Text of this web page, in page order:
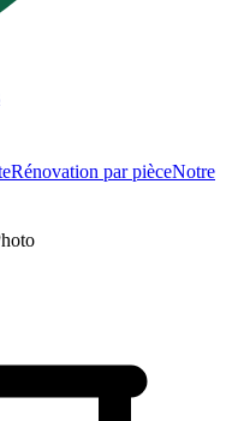
Rénovation par pièceNotre